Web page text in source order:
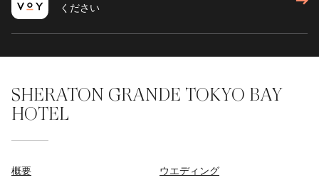
ください
SHERATON GRANDE TOKYO BAY
HOTEL
概要 ウエディング